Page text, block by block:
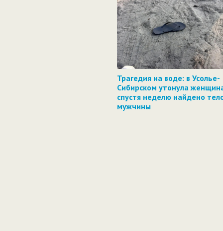
Трагедия на воде: в Усолье-
Сибирском утонула
спустя неделю найдено
мужчины